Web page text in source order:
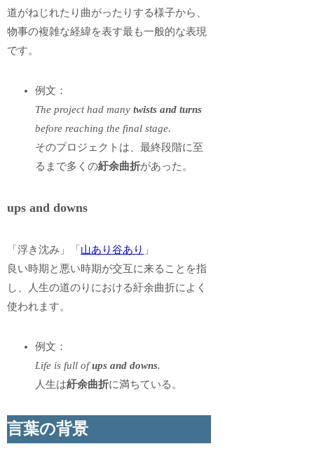
道がねじれたり曲がったりする様子から、
物事の複雑な経緯を表す最も一般的な表現
です。
例文：
The project had manytwists and turns
before reaching the final stage.
そのプロジェクトは、最終段階に至
るまで多くの紆余曲折があった。
ups and downs
「浮き沈み」「 山あり谷あり 」
良い時期と悪い時期が交互に来ることを指
し、人生の道のりにおける紆余曲折によく
使われます。
例文：
Life is full ofups and downs.
人生は紆余曲折に満ちている。
言葉の背景